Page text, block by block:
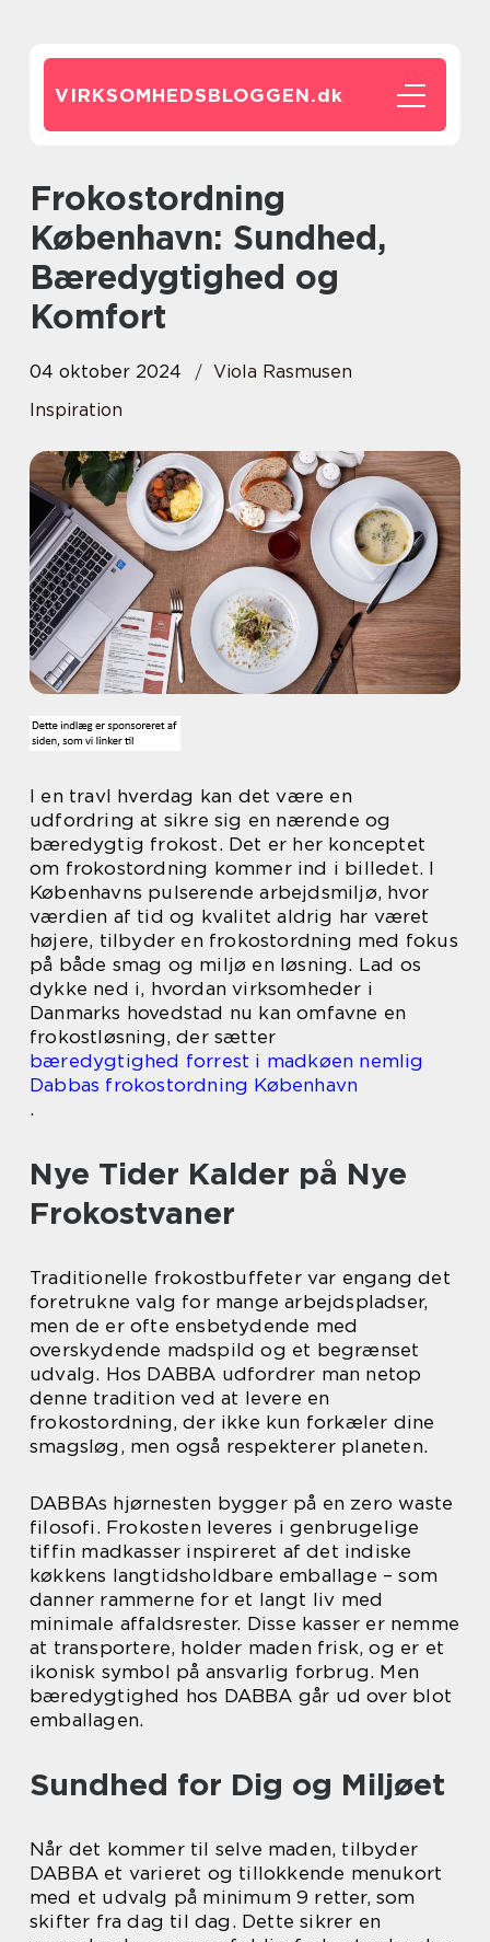
VIRKSOMHEDSBLOGGEN.dk
Frokostordning
København: Sundhed,
Bæredygtighed og
Komfort
04 oktober 2024
Viola Rasmusen
Inspiration
I en travl hverdag kan det være en
udfordring at sikre sig en nærende og
bæredygtig frokost. Det er her konceptet
om frokostordning kommer ind i billedet. I
Københavns pulserende arbejdsmiljø, hvor
værdien af tid og kvalitet aldrig har været
højere, tilbyder en frokostordning med fokus
på både smag og miljø en løsning. Lad os
dykke ned i, hvordan virksomheder i
Danmarks hovedstad nu kan omfavne en
frokostløsning, der sætter
bæredygtighed forrest i madkøen nemlig
Dabbas frokostordning København
.
Nye Tider Kalder på Nye
Frokostvaner
Traditionelle frokostbuffeter var engang det
foretrukne valg for mange arbejdspladser,
men de er ofte ensbetydende med
overskydende madspild og et begrænset
udvalg. Hos DABBA udfordrer man netop
denne tradition ved at levere en
frokostordning, der ikke kun forkæler dine
smagsløg, men også respekterer planeten.
DABBAs hjørnesten bygger på en zero waste
filosofi. Frokosten leveres i genbrugelige
tiffin madkasser inspireret af det indiske
køkkens langtidsholdbare emballage – som
danner rammerne for et langt liv med
minimale affaldsrester. Disse kasser er nemme
at transportere, holder maden frisk, og er et
ikonisk symbol på ansvarlig forbrug. Men
bæredygtighed hos DABBA går ud over blot
emballagen.
Sundhed for Dig og Miljøet
Når det kommer til selve maden, tilbyder
DABBA et varieret og tillokkende menukort
med et udvalg på minimum 9 retter, som
skifter fra dag til dag. Dette sikrer en